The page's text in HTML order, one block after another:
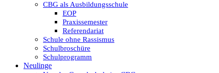
CBG als Ausbildungsschule
EOP
Praxissemester
Referendariat
Schule ohne Rassismus
Schulbroschüre
Schulprogramm
Neulinge